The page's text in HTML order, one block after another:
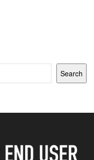
Search